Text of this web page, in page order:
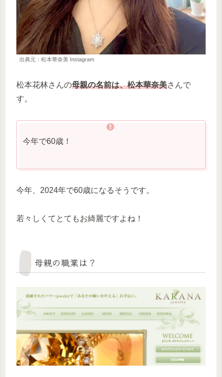
出典元：松本華奈美 Instagram
松本花林さんの母親の名前は、松本華奈美さんで
す。
今年で60歳！
今年、2024年で60歳になるそうです。
若々しくてとてもお綺麗ですよね！
母親の職業は？